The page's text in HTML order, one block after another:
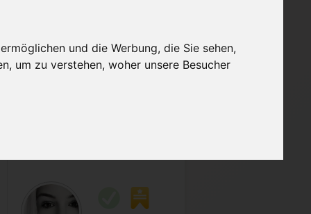
und die Werbung, die Sie sehen,
um zu verstehen, woher unsere Besucher
Hilfe / FAQ